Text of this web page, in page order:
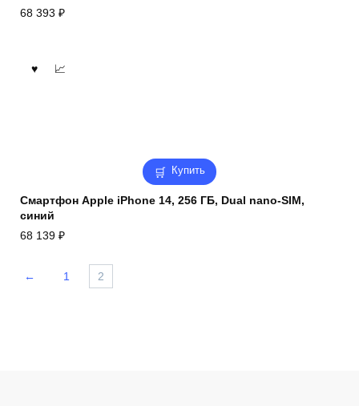
68 393 ₽
Купить
Смартфон Apple iPhone 14, 256 ГБ, Dual nano-SIM,
синий
68 139 ₽
← 1 2